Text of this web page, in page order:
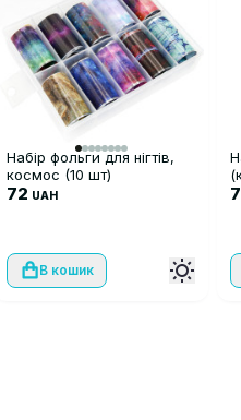
Набір фольги для нігтів,
космос (10 шт)
72 UAH
В кошик